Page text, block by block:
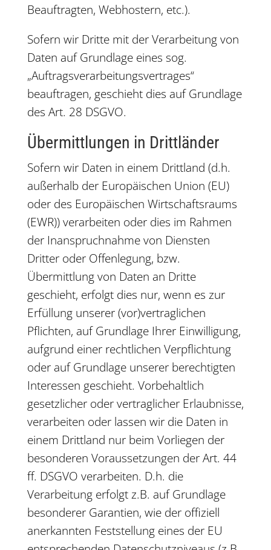
Beauftragten, Webhostern, etc.).
Sofern wir Dritte mit der Verarbeitung von
Daten auf Grundlage eines sog.
„Auftragsverarbeitungsvertrages“
beauftragen, geschieht dies auf Grundlage
des Art. 28 DSGVO.
Übermittlungen in Drittländer
Sofern wir Daten in einem Drittland (d.h.
außerhalb der Europäischen Union (EU)
oder des Europäischen Wirtschaftsraums
(EWR)) verarbeiten oder dies im Rahmen
der Inanspruchnahme von Diensten
Dritter oder Offenlegung, bzw.
Übermittlung von Daten an Dritte
geschieht, erfolgt dies nur, wenn es zur
Erfüllung unserer (vor)vertraglichen
Pflichten, auf Grundlage Ihrer Einwilligung,
aufgrund einer rechtlichen Verpflichtung
oder auf Grundlage unserer berechtigten
Interessen geschieht. Vorbehaltlich
gesetzlicher oder vertraglicher Erlaubnisse,
verarbeiten oder lassen wir die Daten in
einem Drittland nur beim Vorliegen der
besonderen Voraussetzungen der Art. 44
ff. DSGVO verarbeiten. D.h. die
Verarbeitung erfolgt z.B. auf Grundlage
besonderer Garantien, wie der offiziell
anerkannten Feststellung eines der EU